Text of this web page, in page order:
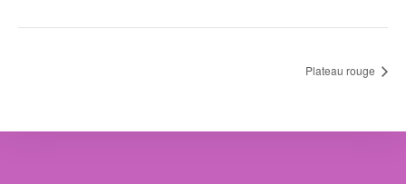
Plateau rouge